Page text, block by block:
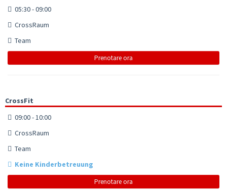
05:30 - 09:00
CrossRaum
Team
Prenotare ora
CrossFit
09:00 - 10:00
CrossRaum
Team
Keine Kinderbetreuung
Prenotare ora